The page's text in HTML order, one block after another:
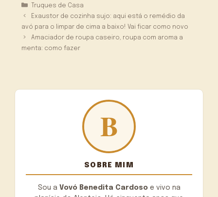
Categorias
Truques de Casa
Exaustor de cozinha sujo: aqui está o remédio da
avó para o limpar de cima a baixo! Vai ficar como novo
Amaciador de roupa caseiro, roupa com aroma a
menta: como fazer
SOBRE MIM
Sou a Vovó Benedita Cardosoe vivo na